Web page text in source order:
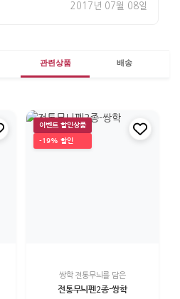
2017년 07월 08일
관련상품 배송
이벤트 할인상품
-19% 할인
쌍학 전통무늬를 담은
전통무늬펜2종-쌍학